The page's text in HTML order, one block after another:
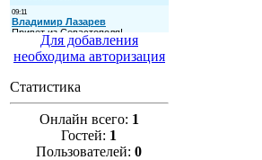
Для добавления
необходима авторизация
Статистика
Онлайн всего: 1
Гостей: 1
Пользователей:0